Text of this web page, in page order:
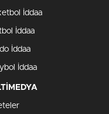
İddaa
İddaa
İddaa
İddaa